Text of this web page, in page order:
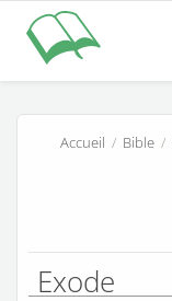
Accueil / Bible/
Exode